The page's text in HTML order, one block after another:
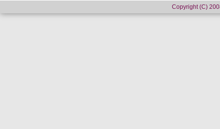
Copyright (C)